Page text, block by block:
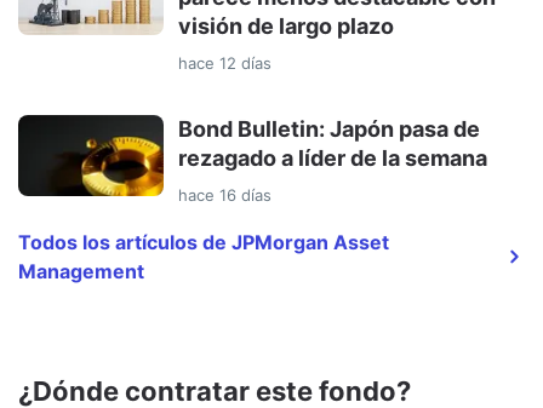
visión de largo plazo
hace 12 días
Bond Bulletin: Japón pasa de
rezagado a líder de la semana
hace 16 días
Todos los artículos de JPMorgan Asset
Management
¿Dónde contratar este fondo?